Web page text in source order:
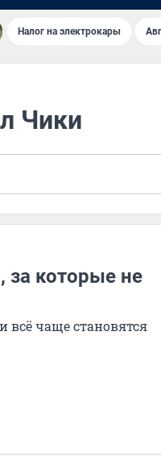
Налог на электрокары
Чики
за которые не
чаще становятся